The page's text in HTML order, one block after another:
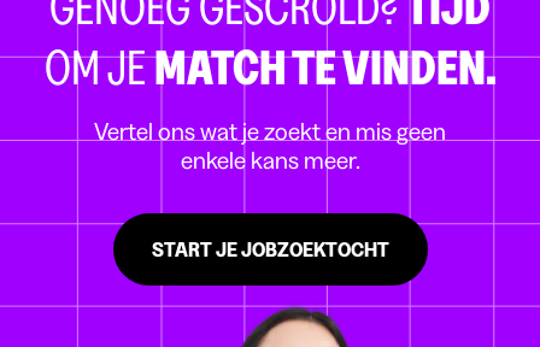
OM JEMATCH TE VINDEN.
Vertel ons wat je zoekt en mis geen
enkele kans meer.
START JE JOBZOEKTOCHT